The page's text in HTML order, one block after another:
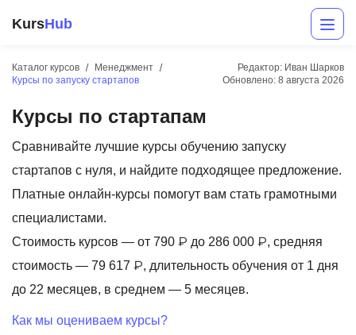
KursHub
Каталог курсов
Менеджмент
Курсы по запуску стартапов
Редактор: Иван Шарков
Обновлено: 8 августа 2026
Курсы по стартапам
Сравнивайте лучшие курсы обучению запуску
стартапов с нуля, и найдите подходящее предложение.
Платные онлайн-курсы помогут вам стать грамотными
специалистами.
Стоимость курсов — от 790 ₽ до 286 000 ₽, средняя
стоимость — 79 617 ₽, длительность обучения от 1 дня
до 22 месяцев, в среднем — 5 месяцев.
Как мы оцениваем курсы?
Разработка
Маркетинг
Дизайн
Аналитика